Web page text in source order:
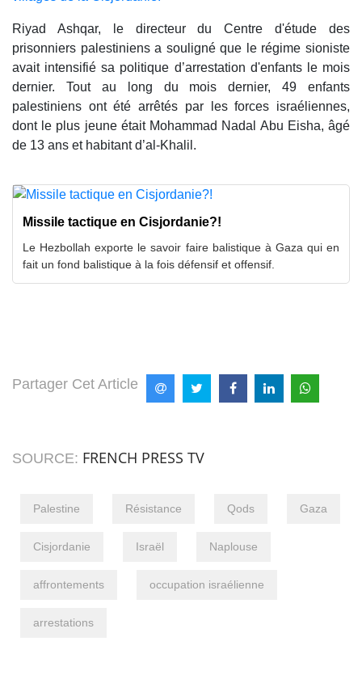
Riyad Ashqar, le directeur du Centre d'étude des
prisonniers palestiniens a souligné que le régime sioniste
avait intensifié sa politique d’arrestation d'enfants le mois
dernier. Tout au long du mois dernier, 49 enfants
palestiniens ont été arrêtés par les forces israéliennes,
dont le plus jeune était Mohammad Nadal Abu Eisha, âgé
de 13 ans et habitant d’al-Khalil.
Missile tactique en Cisjordanie?!
Le Hezbollah exporte le savoir faire balistique à Gaza qui en
fait un fond balistique à la fois défensif et offensif.
Partager Cet Article
SOURCE: FRENCH PRESS TV
Palestine Résistance Qods Gaza
Cisjordanie Israël Naplouse
affrontements occupation israélienne
arrestations